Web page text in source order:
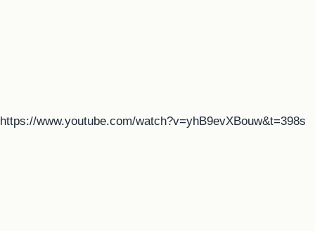
https://www.youtube.com/watch?v=yhB9evXBouw&t=398s